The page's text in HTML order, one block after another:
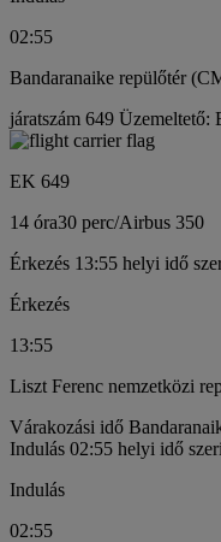
02:55
Bandaranaike repülőtér
járatszám 649
EK 649
14 óra30 perc/Airbus 350
Érkezés 13:55 helyi idő
Érkezés
13:55
Liszt Ferenc nemzetközi
Várakozási idő
Indulás 02:55 helyi idő
Indulás
02:55